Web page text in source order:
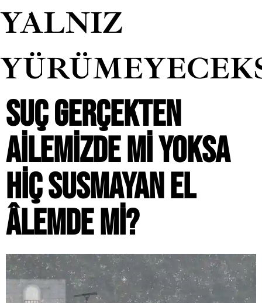
YALNIZ
SUÇ GERÇEKTEN
AILEMIZDE MI YOKSA
HIÇ SUSMAYAN EL
ÂLEMDE MI?